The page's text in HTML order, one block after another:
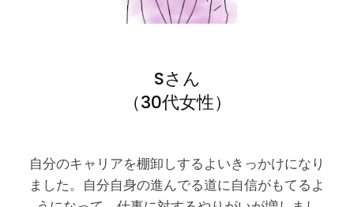
Sさん
（30代女性）
自分のキャリアを棚卸しするよいきっかけになり
ました。自分自身の進んでる道に自信がもてるよ